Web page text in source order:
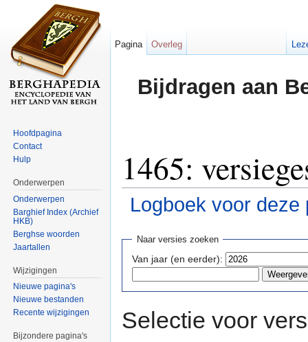
Bijdragen aan
1465:
Logboek voor deze
Naar versies zoeken
Van jaar (en eerder):
Selectie voor
Pagina Overleg
Hoofdpagina
Contact
Hulp
Onderwerpen
Onderwerpen
Barghief Index (Archief
HKB)
Berghse woorden
Jaartallen
Wijzigingen
Nieuwe pagina's
Nieuwe bestanden
Recente wijzigingen
Bijzondere pagina's